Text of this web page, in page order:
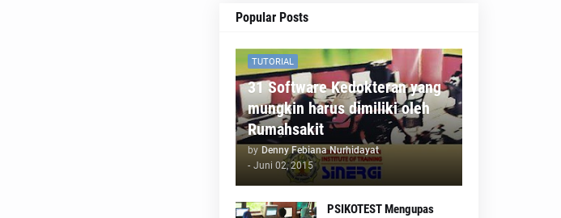
Popular Posts
TUTORIAL
31 Software Kedokteran yang
mungkin harus dimiliki oleh
Rumahsakit
by Denny Febiana Nurhidayat
- Juni 02, 2015
PSIKOTEST Mengupas